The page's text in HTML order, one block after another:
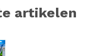
artikelen